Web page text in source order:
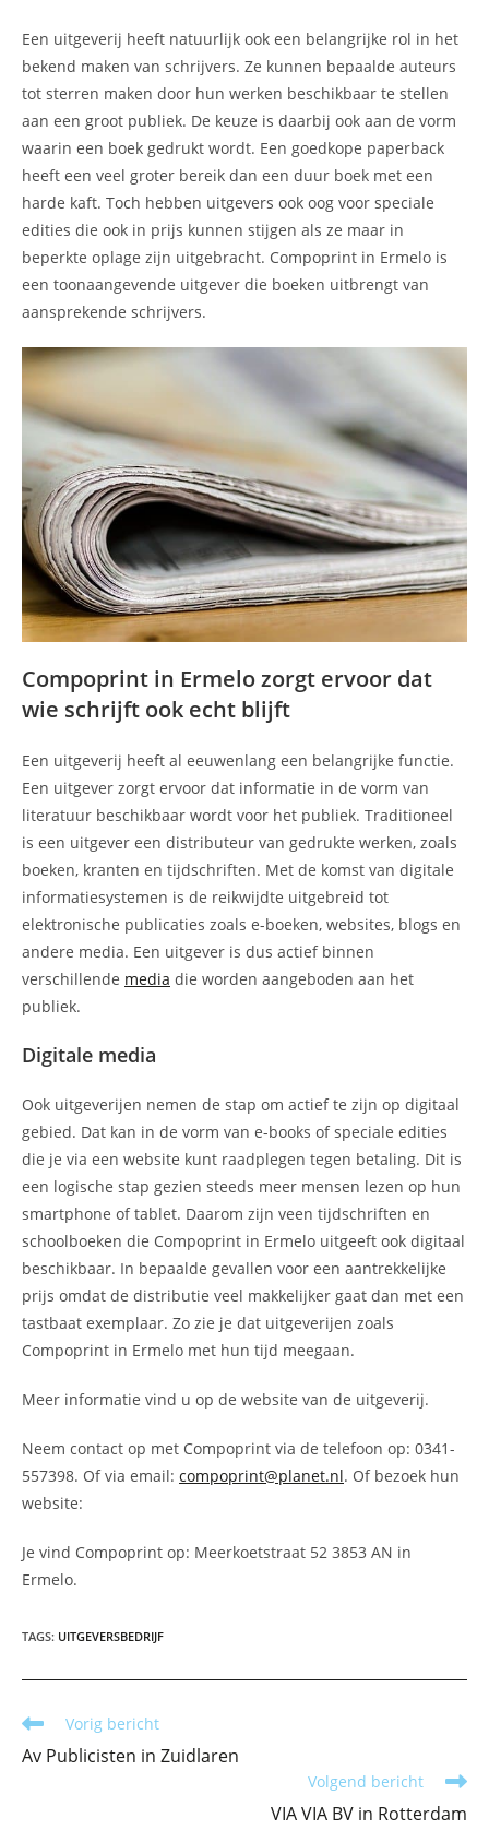
Een uitgeverij heeft natuurlijk ook een belangrijke rol in het
bekend maken van schrijvers. Ze kunnen bepaalde auteurs
tot sterren maken door hun werken beschikbaar te stellen
aan een groot publiek. De keuze is daarbij ook aan de vorm
waarin een boek gedrukt wordt. Een goedkope paperback
heeft een veel groter bereik dan een duur boek met een
harde kaft. Toch hebben uitgevers ook oog voor speciale
edities die ook in prijs kunnen stijgen als ze maar in
beperkte oplage zijn uitgebracht. Compoprint in Ermelo is
een toonaangevende uitgever die boeken uitbrengt van
aansprekende schrijvers.
Compoprint in Ermelo zorgt ervoor dat
wie schrijft ook echt blijft
Een uitgeverij heeft al eeuwenlang een belangrijke functie.
Een uitgever zorgt ervoor dat informatie in de vorm van
literatuur beschikbaar wordt voor het publiek. Traditioneel
is een uitgever een distributeur van gedrukte werken, zoals
boeken, kranten en tijdschriften. Met de komst van digitale
informatiesystemen is de reikwijdte uitgebreid tot
elektronische publicaties zoals e-boeken, websites, blogs en
andere media. Een uitgever is dus actief binnen
verschillende media die worden aangeboden aan het
publiek.
Digitale media
Ook uitgeverijen nemen de stap om actief te zijn op digitaal
gebied. Dat kan in de vorm van e-books of speciale edities
die je via een website kunt raadplegen tegen betaling. Dit is
een logische stap gezien steeds meer mensen lezen op hun
smartphone of tablet. Daarom zijn veen tijdschriften en
schoolboeken die Compoprint in Ermelo uitgeeft ook digitaal
beschikbaar. In bepaalde gevallen voor een aantrekkelijke
prijs omdat de distributie veel makkelijker gaat dan met een
tastbaat exemplaar. Zo zie je dat uitgeverijen zoals
Compoprint in Ermelo met hun tijd meegaan.
Meer informatie vind u op de website van de uitgeverij.
Neem contact op met Compoprint via de telefoon op: 0341-
557398. Of via email: compoprint@planet.nl. Of bezoek hun
website:
Je vind Compoprint op: Meerkoetstraat 52 3853 AN in
Ermelo.
TAGS: UITGEVERSBEDRIJF
Lees
artikelen
Vorig bericht
Av Publicisten in Zuidlaren
Volgend bericht
VIA VIA BV in Rotterdam